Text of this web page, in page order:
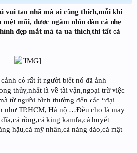
vui tao nhã mà ai cũng thích,mỗi khi
mệt mõi, được ngắm nhìn đàn cá nhẹ
đẹp mắt mà ta ưa thích,thì tất cả
có rất ít người biết nó đã ảnh
thủy,nhất là về tài vận,ngoại trừ việc
từ người bình thường đến các “đại
như TP.HCM, Hà nội…Đều cho là may
rồng,cá king kamfa,cá huyết
hậu,cá mỹ nhân,cá nàng đào,cá mặt